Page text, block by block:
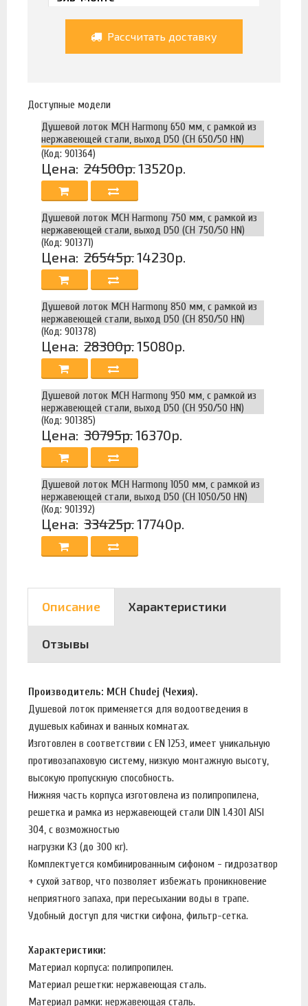
Рассчитать доставку
Доступные модели
Душевой лоток MCH Harmony 650 мм, с рамкой из
нержавеющей стали, выход D50 (CH 650/50 HN)
(Код: 901364)
Цена: 24500р.13520р.
Душевой лоток MCH Harmony 750 мм, с рамкой из
нержавеющей стали, выход D50 (CH 750/50 HN)
(Код: 901371)
Цена: 26545р.14230р.
Душевой лоток MCH Harmony 850 мм, с рамкой из
нержавеющей стали, выход D50 (CH 850/50 HN)
(Код: 901378)
Цена: 28300р.15080р.
Душевой лоток MCH Harmony 950 мм, с рамкой из
нержавеющей стали, выход D50 (CH 950/50 HN)
(Код: 901385)
Цена: 30795р.16370р.
Душевой лоток MCH Harmony 1050 мм, с рамкой из
нержавеющей стали, выход D50 (CH 1050/50 HN)
(Код: 901392)
Цена: 33425р.17740р.
Описание Характеристики
Отзывы
Производитель: MCH Chudej (Чехия).
Душевой лоток применяется для водоотведения в
душевых кабинах и ванных комнатах.
Изготовлен в соответствии с EN 1253, имеет уникальную
противозапаховую систему, низкую монтажную высоту,
высокую пропускную способность.
Нижняя часть корпуса изготовлена из полипропилена,
решетка и рамка из нержавеющей стали DIN 1.4301 AISI
304, с возможностью
нагрузки K3 (до 300 кг).
Комплектуется комбинированным сифоном - гидрозатвор
+ сухой затвор, что позволяет избежать проникновение
неприятного запаха, при пересыхании воды в трапе.
Удобный доступ для чистки сифона, фильтр-сетка.
Характеристики:
Материал корпуса: полипропилен.
Материал решетки: нержавеющая сталь.
Материал рамки: нержавеющая сталь.